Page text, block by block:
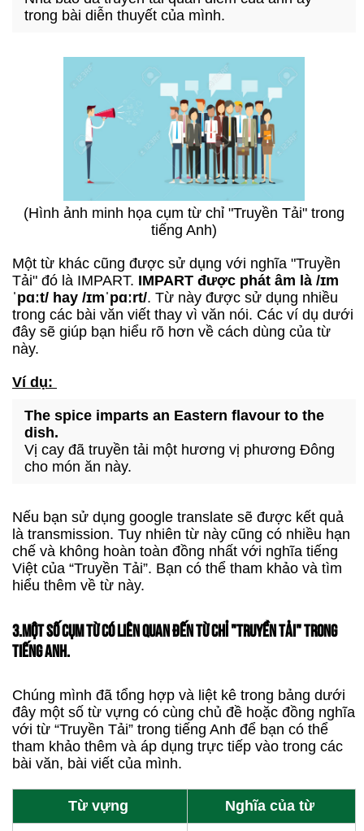
trong bài diễn thuyết của mình.
(Hình ảnh minh họa cụm từ chỉ "Truyền Tải" trong
tiếng Anh)
Một từ khác cũng được sử dụng với nghĩa "Truyền
Tải" đó là IMPART. IMPART được phát âm là /ɪm
ˈpɑːt/ hay /ɪmˈpɑːrt/. Từ này được sử dụng nhiều
trong các bài văn viết thay vì văn nói. Các ví dụ dưới
đây sẽ giúp bạn hiểu rõ hơn về cách dùng của từ
này.
Ví dụ:
The spice imparts an Eastern flavour to the
dish.
Vị cay đã truyền tải một hương vị phương Đông
cho món ăn này.
Nếu bạn sử dụng google translate sẽ được kết quả
là transmission. Tuy nhiên từ này cũng có nhiều hạn
chế và không hoàn toàn đồng nhất với nghĩa tiếng
Việt của “Truyền Tải”. Bạn có thể tham khảo và tìm
hiểu thêm về từ này.
3.MỘT SỐ CỤM TỪ CÓ LIÊN QUAN ĐẾN TỪ CHỈ "TRUYỀN TẢI" TRONG
TIẾNG ANH.
Chúng mình đã tổng hợp và liệt kê trong bảng dưới
đây một số từ vựng có cùng chủ đề hoặc đồng nghĩa
với từ “Truyền Tải” trong tiếng Anh để bạn có thể
tham khảo thêm và áp dụng trực tiếp vào trong các
bài văn, bài viết của mình.
Từ vựng Nghĩa của từ